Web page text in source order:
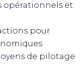
opérationnels et
pour
de pilotage